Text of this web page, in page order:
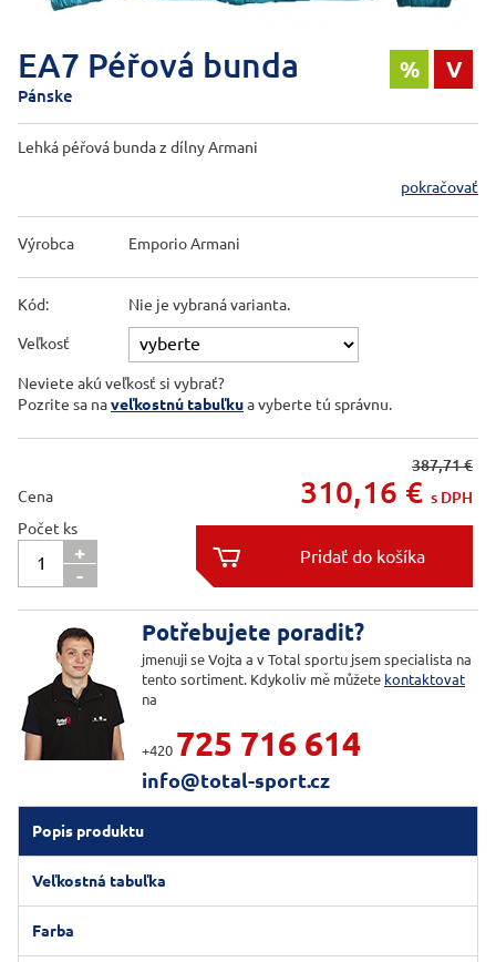
EA7 Péřová bunda % V
Pánske
Lehká péřová bunda z dílny Armani
pokračovať
Výrobca Emporio Armani
Kód: Nie je vybraná varianta.
Veľkosť
Neviete akú veľkosť si vybrať?
Pozrite sa naveľkostnú tabuľkua vyberte tú správnu.
Cena
387,71 €
310,16 € s DPH
Počet ks
+
-


Potřebujete poradit?
jmenuji se Vojta a v Total sportu jsem specialista na
tento sortiment. Kdykoliv mě můžete kontaktovat
na
+420 725 716 614
info@total-sport.cz
Popis produktu
Veľkostná tabuľka
Farba